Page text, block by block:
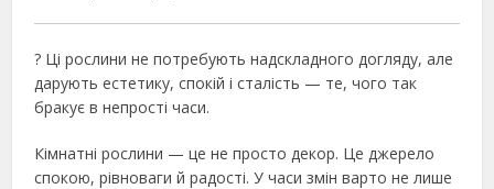
? Ці рослини не потребують надскладного догляду, але
дарують естетику, спокій і сталість — те, чого так
бракує в непрості часи.
Кімнатні рослини — це не просто декор. Це джерело
спокою, рівноваги й радості. У часи змін варто не лише